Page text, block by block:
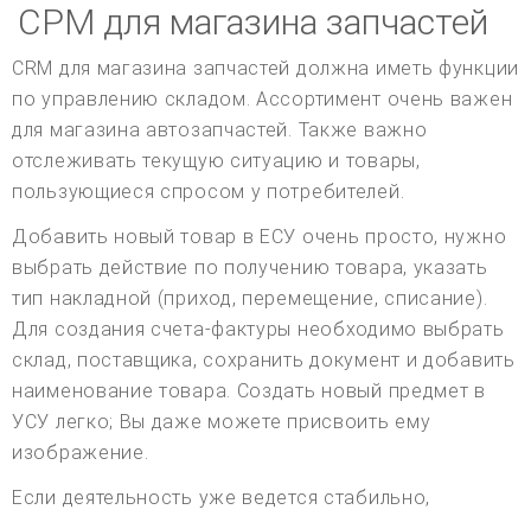
СРМ для магазина запчастей
CRM для магазина запчастей должна иметь функции
по управлению складом. Ассортимент очень важен
для магазина автозапчастей. Также важно
отслеживать текущую ситуацию и товары,
пользующиеся спросом у потребителей.
Добавить новый товар в ЕСУ очень просто, нужно
выбрать действие по получению товара, указать
тип накладной (приход, перемещение, списание).
Для создания счета-фактуры необходимо выбрать
склад, поставщика, сохранить документ и добавить
наименование товара. Создать новый предмет в
УСУ легко; Вы даже можете присвоить ему
изображение.
Если деятельность уже ведется стабильно,